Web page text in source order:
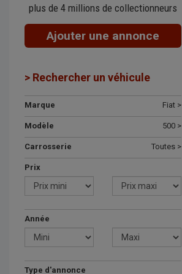
plus de 4 millions de collectionneurs
Ajouter une annonce
> Rechercher un véhicule
Marque Fiat >
Modèle 500 >
Carrosserie Toutes >
Prix
Année
Type d'annonce